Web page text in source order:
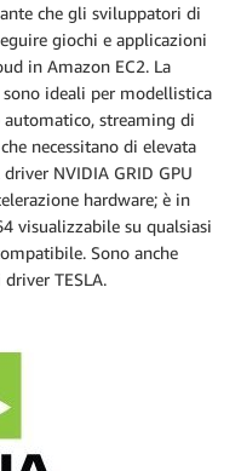
che gli sviluppatori di
giochi e applicazioni
in Amazon EC2. La
ideali per modellistica
streaming di
necessitano di elevata
NVIDIA GRID GPU
hardware; è in
visualizzabile su qualsiasi
Sono anche
TESLA.